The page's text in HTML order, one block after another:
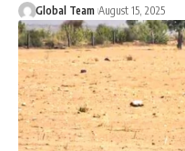
Global Team August 15, 2025